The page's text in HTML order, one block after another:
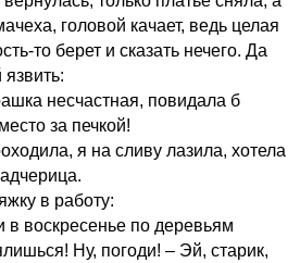
головой качает, ведь целая
то берет и сказать нечего. Да
несчастная, повидала б
за печкой!
я на сливу лазила, хотела
в работу:
в воскресенье по деревьям
Ну, погоди! – Эй, старик,